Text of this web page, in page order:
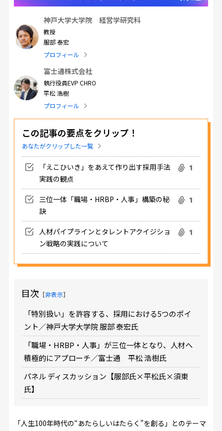
神戸大学大学院 経営学研究科
教授
服部 泰宏
プロフィール
富士通株式会社
執行役員EVP CHRO
平松 浩樹
プロフィール
この記事の要点をクリップ！
あなたがクリップした一覧
「えこひいき」をあえて作り出す採用手法
実践の観点
1
三位一体「職場・HRBP・人事」構築の秘
訣
1
人材パイプラインとタレントアクイジショ
ン戦略の実践について
1
目次 ［非表示］
「特別扱い」を許容する、採用における5つのポイ
ント／神戸大学大学院 服部 泰宏氏
「職場・HRBP・人事」が三位一体となり、人材へ
積極的にアプローチ／富士通 平松 浩樹氏
パネル ディスカッション【服部氏×平松氏×須東
氏】
「人生100年時代の“あたらしいはたらく”を創る」とのテーマ